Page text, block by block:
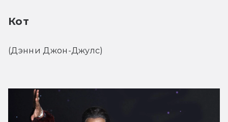
Кот
(Дэнни Джон-Джулс)